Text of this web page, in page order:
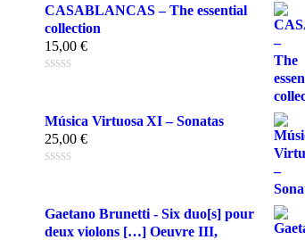
CASABLANCAS – The essential
collection
15,00 €
Música Virtuosa XI – Sonatas
25,00 €
Gaetano Brunetti - Six duo[s] pour
deux violons […] Oeuvre III,